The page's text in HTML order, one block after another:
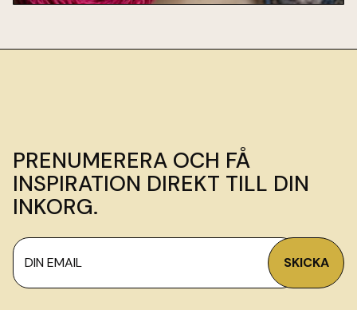
PRENUMERERA OCH FÅ
INSPIRATION DIREKT TILL DIN
INKORG.